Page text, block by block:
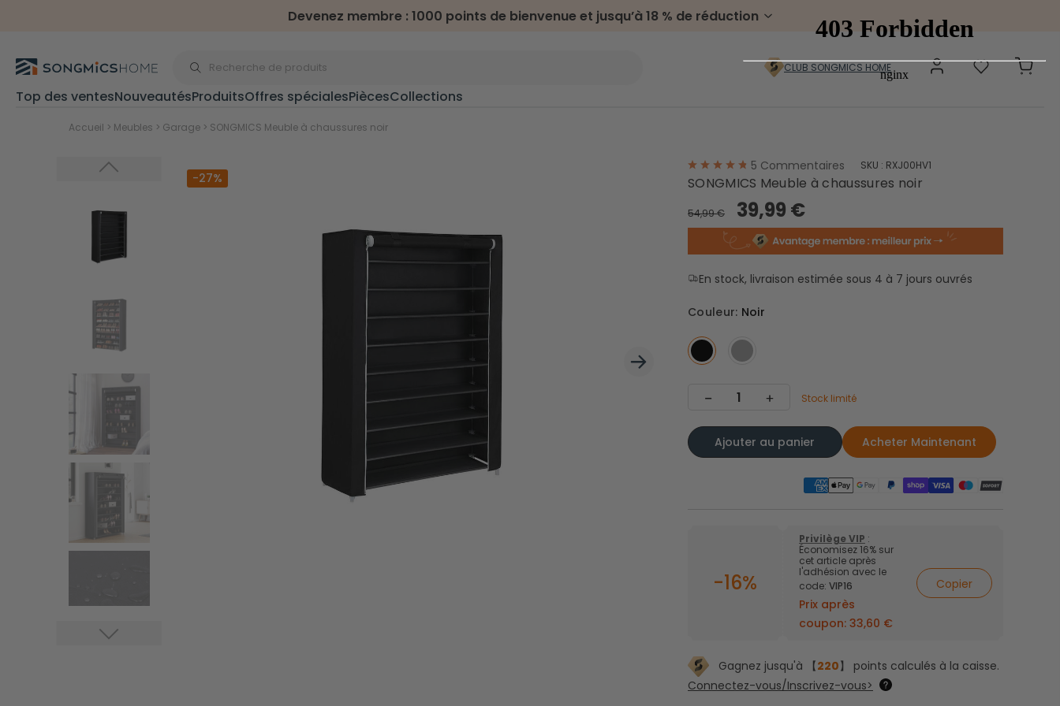
CLUB SONGMICS HOME
Top des ventesNouveautésProduits
Pour extérieur et jardin>
Meubles terrasse & jardin Pelouse & jardin
Boîtes aux lettres
Échelles
Accessoires stores latéraux
Couvertures de pique-nique
Offres spécialesPiècesCollections
Devenez membre : 1000 points de bienvenue et jusqu’à 18 % de réduction
Accueil > Meubles > Garage > SONGMICS Meuble à chaussures noir
-27%
5 Commentaires SKU : RXJ00HV1
SONGMICS Meuble à chaussures noir
54,99 € 39,99 €
En stock, livraison estimée sous 4 à 7 jours ouvrés
Couleur: Noir
Stock limité
Ajouter au panier Acheter Maintenant
-16%
Privilège VIP :
Économisez 16% sur
cet article après
l'adhésion avec le
code: VIP16
Prix après
coupon: 33,60 €
Copier
Gagnez jusqu'à 【220】 points calculés à la caisse.
Connectez-vous/Inscrivez-vous>